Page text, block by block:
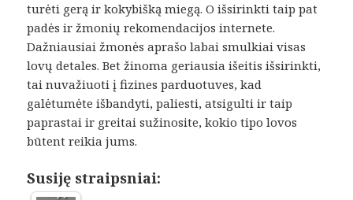
turėti gerą ir kokybišką miegą. O išsirinkti taip pat
padės ir žmonių rekomendacijos internete.
Dažniausiai žmonės aprašo labai smulkiai visas
lovų detales. Bet žinoma geriausia išeitis išsirinkti,
tai nuvažiuoti į fizines parduotuves, kad
galėtumėte išbandyti, paliesti, atsigulti ir taip
paprastai ir greitai sužinosite, kokio tipo lovos
būtent reikia jums.
Susiję straipsniai:
Rankų
darbo
kvepi
ančios
s iš
sojų